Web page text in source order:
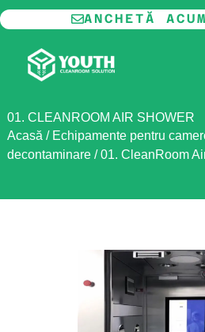
Skip
to
content
ANCHETĂ ACUM
01. CLEANROOM AIR SHOWER
Acasă / Echipamente pentru
decontaminare/01. CleanRoom